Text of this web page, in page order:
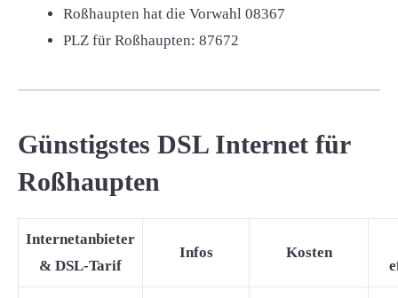
Roßhaupten hat die Vorwahl 08367
PLZ für Roßhaupten: 87672
Günstigstes DSL Internet für
Roßhaupten
Internetanbieter
& DSL-Tarif
Infos Kosten